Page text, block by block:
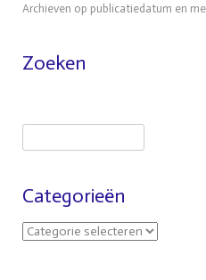
Archieven op publicatiedatum en
Zoeken
Categorieën